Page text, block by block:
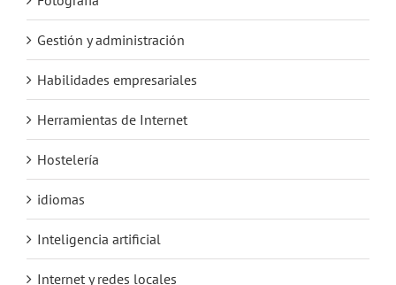
Gestión y administración
Habilidades empresariales
Herramientas de Internet
Hostelería
idiomas
Inteligencia artificial
Internet y redes locales